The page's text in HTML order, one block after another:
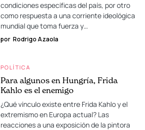
condiciones específicas del país, por otro
como respuesta a una corriente ideológica
mundial que toma fuerza y…
por Rodrigo Azaola
POLÍTICA
Para algunos en Hungría, Frida
Kahlo es el enemigo
¿Qué vínculo existe entre Frida Kahlo y el
extremismo en Europa actual? Las
reacciones a una exposición de la pintora